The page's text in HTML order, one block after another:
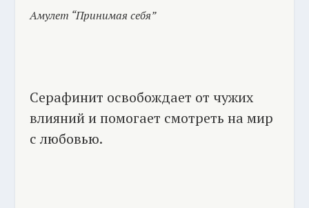
Амулет “Принимая себя”
Серафинит освобождает от чужих
влияний и помогает смотреть на мир
с любовью.